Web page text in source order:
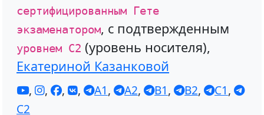
сертифицированным Гете
экзаменатором, с подтвержденным
уровнем С2 (уровень носителя),
Екатериной Казанковой
, , , , A1, A2, B1, B2, C1,
C2